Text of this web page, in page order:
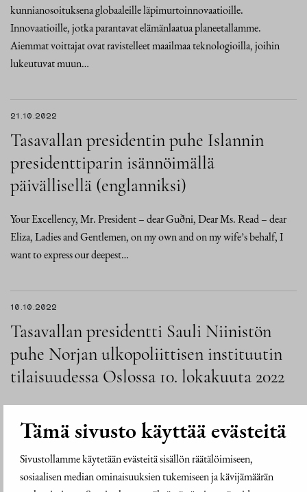
Tämä sivusto käyttää evästeitä
Sivustollamme käytetään evästeitä sisällön räätälöimiseen,
sosiaalisen median ominaisuuksien tukemiseen ja kävijämäärän
kunnianosoituksena globaaleille läpimurtoinnovaatioille.
Innovaatioille, jotka parantavat elämänlaatua planeetallamme.
Aiemmat voittajat ovat ravistelleet maailmaa teknologioilla, joihin
lukeutuvat muun…
21.10.2022
Tasavallan presidentin puhe Islannin
presidenttiparin isännöimällä
päivällisellä (englanniksi)
Your Excellency, Mr. President – dear Guðni, Dear Ms. Read – dear
Eliza, Ladies and Gentlemen, on my own and on my wife’s behalf, I
want to express our deepest…
10.10.2022
Tasavallan presidentti Sauli Niinistön
puhe Norjan ulkopoliittisen instituutin
tilaisuudessa Oslossa 10. lokakuuta 2022
herrat Minulle on suuri ilo palata Osloon, Norjan kansainvälisten
asioiden instituuttiin NUPI:in ja Litteraturhusetiin. Päivää vaille
kymmenen vuotta sitten olin tällä…